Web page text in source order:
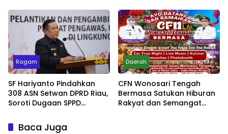
Jadi Penentu
Ragam
SF Hariyanto Pindahkan
308 ASN Setwan DPRD Riau,
Soroti Dugaan SPPD
Daerah
CFN Wonosari Tengah
Bermasa Satukan Hiburan
Rakyat dan Semangat
Baca Juga